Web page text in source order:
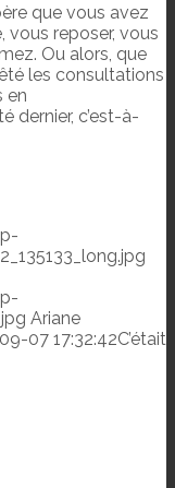
que vous avez
vous reposer, vous
Ou alors, que
les consultations
en
dernier, c’est-à-
Ariane
07 17:32:42C’était